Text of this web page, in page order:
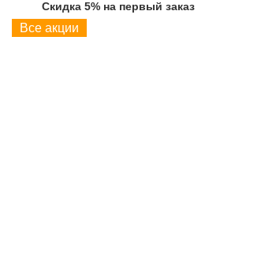
Скидка 5% на первый заказ
Все акции